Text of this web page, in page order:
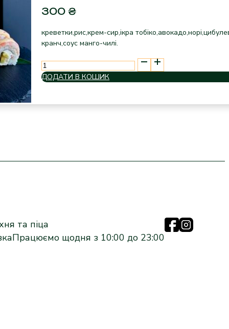
300₴
креветки,рис,крем-сир,ікра
кранч,соус манго-чилі.
філадельфія
з
кількість
ДОДАТИ В КОШИК
та піца
Працюємо щодня з 10:00 до 23:00